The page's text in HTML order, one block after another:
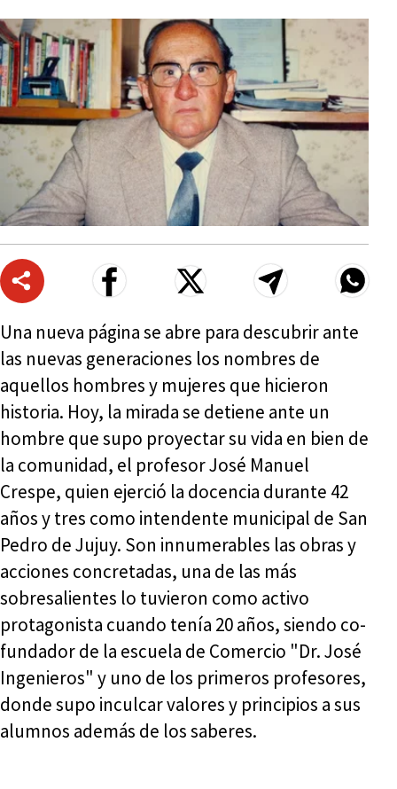
Una nueva página se abre para descubrir ante
las nuevas generaciones los nombres de
aquellos hombres y mujeres que hicieron
historia. Hoy, la mirada se detiene ante un
hombre que supo proyectar su vida en bien de
la comunidad, el profesor José Manuel
Crespe, quien ejerció la docencia durante 42
años y tres como intendente municipal de San
Pedro de Jujuy. Son innumerables las obras y
acciones concretadas, una de las más
sobresalientes lo tuvieron como activo
protagonista cuando tenía 20 años, siendo co-
fundador de la escuela de Comercio "Dr. José
Ingenieros" y uno de los primeros profesores,
donde supo inculcar valores y principios a sus
alumnos además de los saberes.